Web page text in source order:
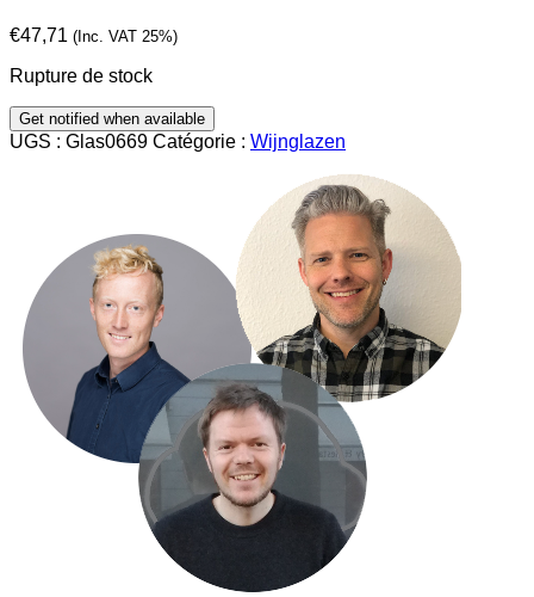
€47,71 (Inc. VAT 25%)
Rupture de stock
UGS : Glas0669 Catégorie : Wijnglazen